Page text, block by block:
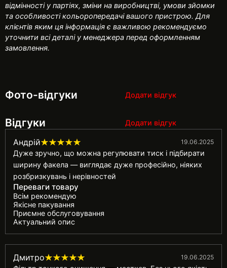
відмінності у партіях, зміни на виробництві, умови зйомки
та особливості кольоропередачі вашого пристрою. Для
клієнтів яким ця інформація є важливою рекомендуємо
уточнити всі деталі у менеджера перед оформленням
замовлення.
Фото-відгуки Додати відгук
Відгуки Додати відгук
Андрій 19.06.2025
Дуже зручно, що можна регулювати тиск і підбирати
ширину факела — виглядає дуже професійно, ніяких
розбризкувань і нерівностей
Переваги товару
Всім рекомендую
Якісне пакування
Приємне обслуговування
Актуальний опис
Дмитро 19.06.2025